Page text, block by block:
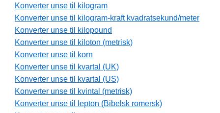
Konverter unse til kilogram
Konverter unse til kilogram-kraft kvadratsekund/meter
Konverter unse til kilopound
Konverter unse til kiloton (metrisk)
Konverter unse til korn
Konverter unse til kvartal (UK)
Konverter unse til kvartal (US)
Konverter unse til kvintal (metrisk)
Konverter unse til lepton (Bibelsk romersk)